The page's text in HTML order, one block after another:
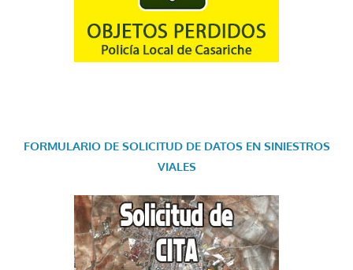
FORMULARIO DE SOLICITUD DE DATOS EN SINIESTROS
VIALES